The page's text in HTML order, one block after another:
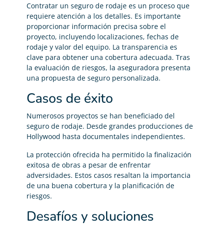
Contratar un seguro de rodaje es un proceso que
requiere atención a los detalles. Es importante
proporcionar información precisa sobre el
proyecto, incluyendo localizaciones, fechas de
rodaje y valor del equipo. La transparencia es
clave para obtener una cobertura adecuada. Tras
la evaluación de riesgos, la aseguradora presenta
una propuesta de seguro personalizada.
Casos de éxito
Numerosos proyectos se han beneficiado del
seguro de rodaje. Desde grandes producciones de
Hollywood hasta documentales independientes.
La protección ofrecida ha permitido la finalización
exitosa de obras a pesar de enfrentar
adversidades. Estos casos resaltan la importancia
de una buena cobertura y la planificación de
riesgos.
Desafíos y soluciones